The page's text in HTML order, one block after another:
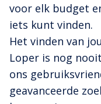
voor elk budget
iets kunt vinden.
Het vinden van
Loper is nog
ons
geavanceerde